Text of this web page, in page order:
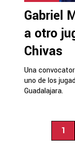
Gabriel
a otro
Chivas
Una
uno de los
Guadalajara.
1